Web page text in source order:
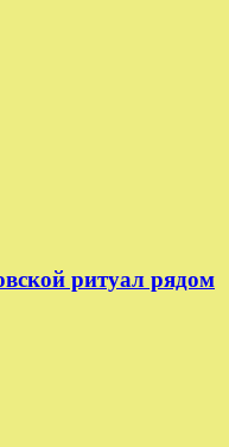
ритуал рядом